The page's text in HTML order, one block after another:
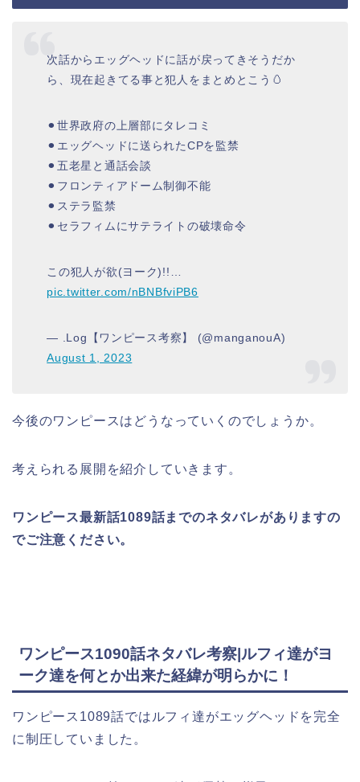
次話からエッグヘッドに話が戻ってきそうだか
ら、現在起きてる事と犯人をまとめとこう🥚
⚫︎世界政府の上層部にタレコミ
⚫︎エッグヘッドに送られたCPを監禁
⚫︎五老星と通話会談
⚫︎フロンティアドーム制御不能
⚫︎ステラ監禁
⚫︎セラフィムにサテライトの破壊命令
この犯人が欲(ヨーク)!!…
pic.twitter.com/nBNBfviPB6
— .Log【ワンピース考察】 (@manganouA)
August 1, 2023
今後のワンピースはどうなっていくのでしょうか。
考えられる展開を紹介していきます。
ワンピース最新話1089話までのネタバレがありますの
でご注意ください。
ワンピース1090話ネタバレ考察|ルフィ達がヨ
ーク達を何とか出来た経緯が明らかに！
ワンピース1089話ではルフィ達がエッグヘッドを完全
に制圧していました。